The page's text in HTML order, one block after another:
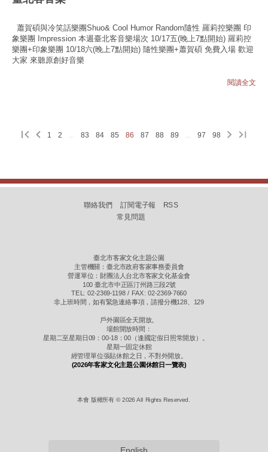
蕭賀碩與冷笑話樂團Shuo& Cool Humor Random隨性 羅莉控樂團 印
象樂團 Impression 本週臺北客音樂場次 10/17五(晚上7點開始) 羅莉控
樂團+印象樂團 10/18六(晚上7點開始) 隨性樂團+蕭賀碩 免費入場 歡迎
大家 來聽原創好音樂
閱讀全文
1 2 ... 83 84 85 86 87 88 89 ... 97 98
聯絡我們 訂閱電子報
RSS
常見問題
臺北市客家文化主題公園
主管機關：臺北市政府客家事務委員會
營運單位：財團法人台北市客家文化基金會
100 臺北市中正區汀州路三段2號
TEL: 02-2369-1198 / FAX: 02-2369-7660
非上班時間，如有緊急連絡事項，請撥分機128、129
戶外園區全天開放。
場館開放時間：
星期二至星期日09：00-18：00（逢國定假日照常開放）。
星期一固定休館
經管理單位張貼休館之日，不對外開放。
(2026年客家文化主題公園休館日一覽表)
本會 版權所有 © 2026 All Rights Reserved.